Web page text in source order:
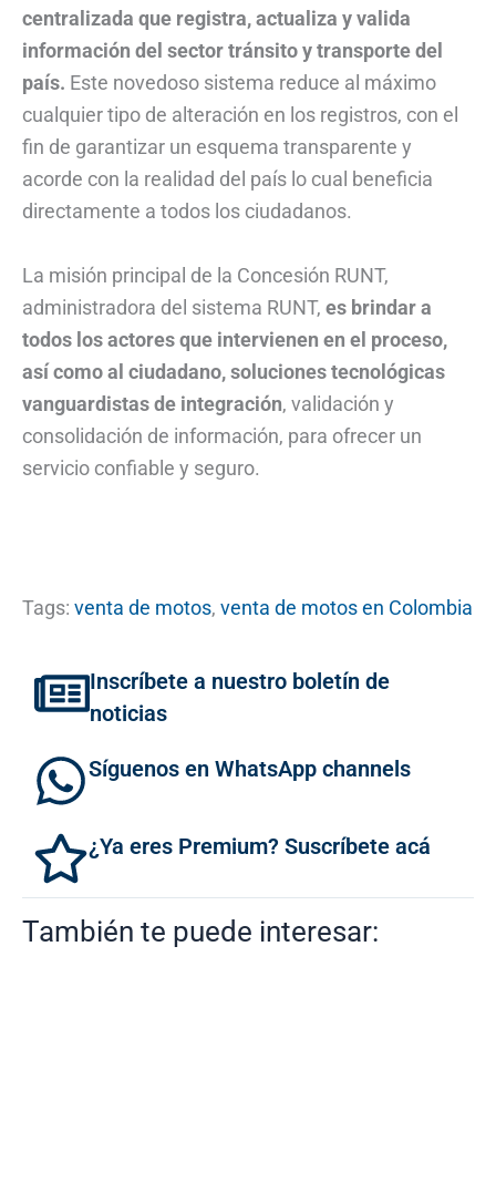
centralizada que registra, actualiza y valida
información del sector tránsito y transporte del
país. Este novedoso sistema reduce al máximo
cualquier tipo de alteración en los registros, con el
fin de garantizar un esquema transparente y
acorde con la realidad del país lo cual beneficia
directamente a todos los ciudadanos.
La misión principal de la Concesión RUNT,
administradora del sistema RUNT, es brindar a
todos los actores que intervienen en el proceso,
así como al ciudadano, soluciones tecnológicas
vanguardistas de integración, validación y
consolidación de información, para ofrecer un
servicio confiable y seguro.
Tags: venta de motos, venta de motos en Colombia
Inscríbete a nuestro boletín de
noticias
Síguenos en WhatsApp channels
¿Ya eres Premium? Suscríbete acá
También te puede interesar: